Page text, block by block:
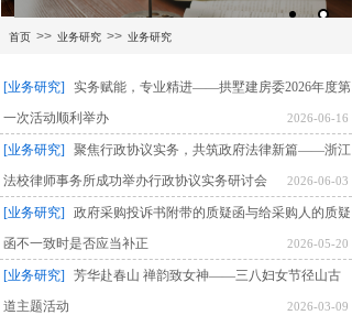
首页 >> 业务研究 >> 业务研究
[业务研究]
实务赋能，专业精进——拱墅建房委2026年度第
一次活动顺利举办
2026-06-16
[业务研究]
聚焦行政协议实务，共筑政府法律新篇——浙江
法校律师事务所成功举办行政协议实务研讨会
2026-06-03
[业务研究]
政府采购投诉书附带的质疑函与给采购人的质疑
函不一致时是否应当补正
2026-05-20
[业务研究]
芳华赴春山 禅韵致女神——三八妇女节径山古
道主题活动
2026-03-09